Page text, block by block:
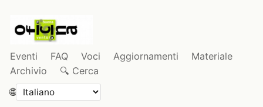
Eventi FAQ Voci Aggiornamenti
Materiale
Archivio
🔍 Cerca
🌐